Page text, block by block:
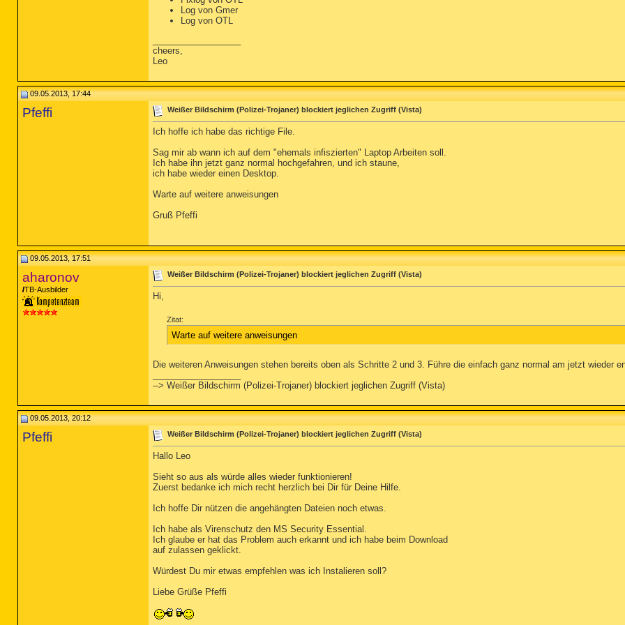
Log von Gmer
Log von OTL
cheers,
Leo
09.05.2013, 17:44
Pfeffi Weißer Bildschirm (Polizei-Trojaner) blockiert jeglichen Zugriff (Vista)
Ich hoffe ich habe das richtige File.
Sag mir ab wann ich auf dem "ehemals infiszierten" Laptop Arbeiten soll.
Ich habe ihn jetzt ganz normal hochgefahren, und ich staune,
ich habe wieder einen Desktop.
Warte auf weitere anweisungen
Gruß Pfeffi
09.05.2013, 17:51
aharonov
TB-Ausbilder
Weißer Bildschirm (Polizei-Trojaner) blockiert jeglichen Zugriff (Vista)
Hi,
Zitat:
Warte auf weitere anweisungen
Die weiteren Anweisungen stehen bereits oben als Schritte 2 und 3. Führe die einfach ganz normal am jetzt wieder
--> Weißer Bildschirm (Polizei-Trojaner) blockiert jeglichen Zugriff (Vista)
09.05.2013, 20:12
Pfeffi Weißer Bildschirm (Polizei-Trojaner) blockiert jeglichen Zugriff (Vista)
Hallo Leo
Sieht so aus als würde alles wieder funktionieren!
Zuerst bedanke ich mich recht herzlich bei Dir für Deine Hilfe.
Ich hoffe Dir nützen die angehängten Dateien noch etwas.
Ich habe als Virenschutz den MS Security Essential.
Ich glaube er hat das Problem auch erkannt und ich habe beim Download
auf zulassen geklickt.
Würdest Du mir etwas empfehlen was ich Instalieren soll?
Liebe Grüße Pfeffi